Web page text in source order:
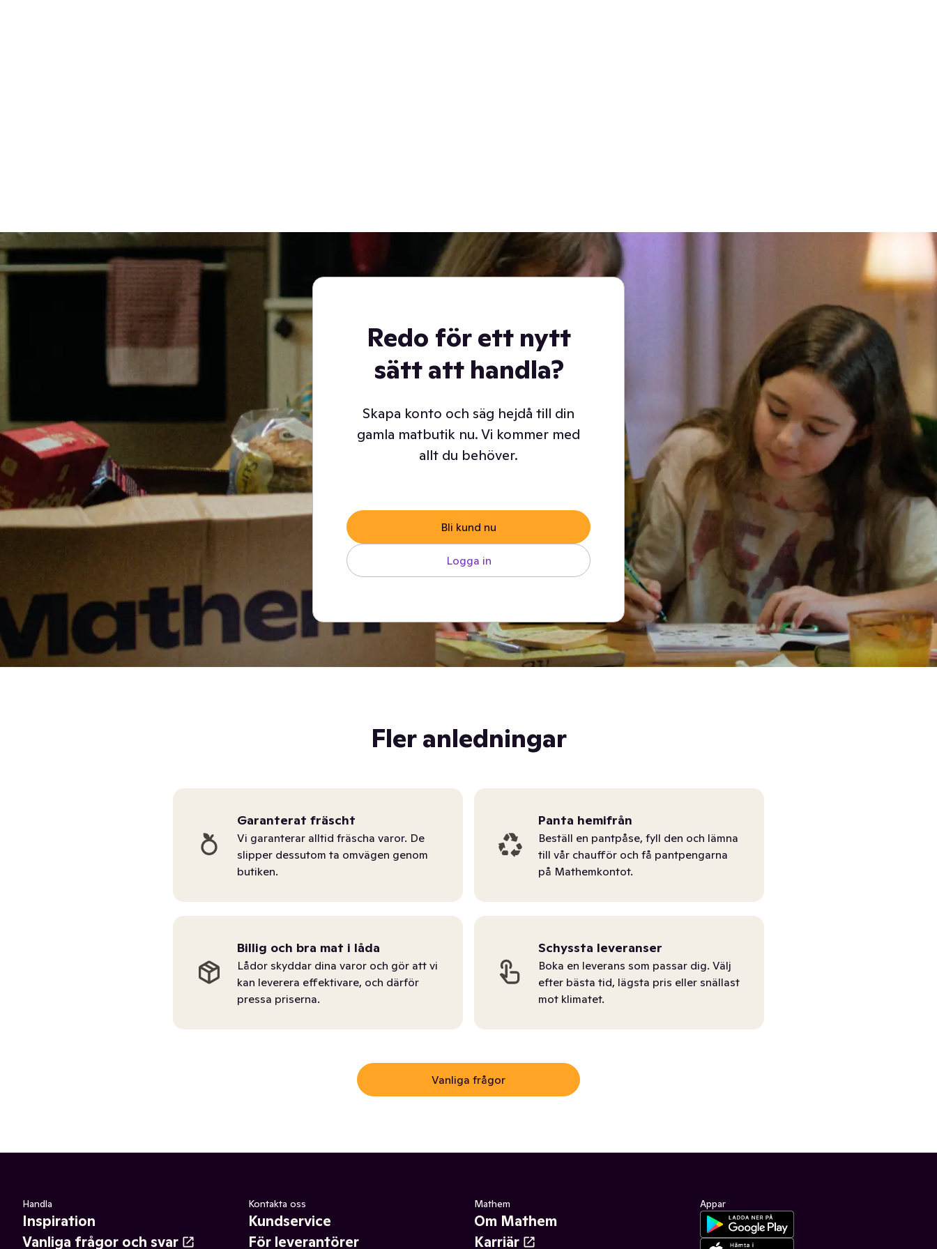
Redo för ett nytt
sätt att handla?
Skapa konto och säg hejdå till din
gamla matbutik nu. Vi kommer med
allt du behöver.
Bli kund nu
Logga in
Fler anledningar
Garanterat fräscht
Vi garanterar alltid fräscha varor. De
slipper dessutom ta omvägen genom
butiken.
Panta hemifrån
Beställ en pantpåse, fyll den och lämna
till vår chaufför och få pantpengarna
på Mathemkontot.
Billig och bra mat i låda
Lådor skyddar dina varor och gör att vi
kan leverera effektivare, och därför
pressa priserna.
Schyssta leveranser
Boka en leverans som passar dig. Välj
efter bästa tid, lägsta pris eller snällast
mot klimatet.
Vanliga frågor
Handla
Inspiration
Vanliga frågor och svar
Kontakta oss
Kundservice
För leverantörer
Mathem
Om Mathem
Karriär
Appar